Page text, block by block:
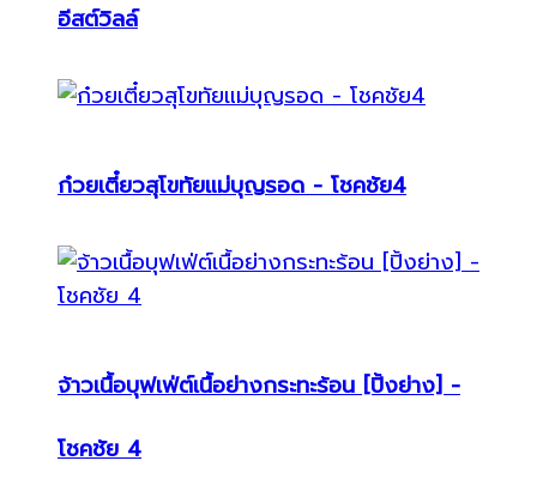
อีสต์วิลล์
ก๋วยเตี๋ยวสุโขทัยแม่บุญรอด - โชคชัย4
จ้าวเนื้อบุฟเฟ่ต์เนื้อย่างกระทะร้อน [ปิ้งย่าง] -
โชคชัย 4